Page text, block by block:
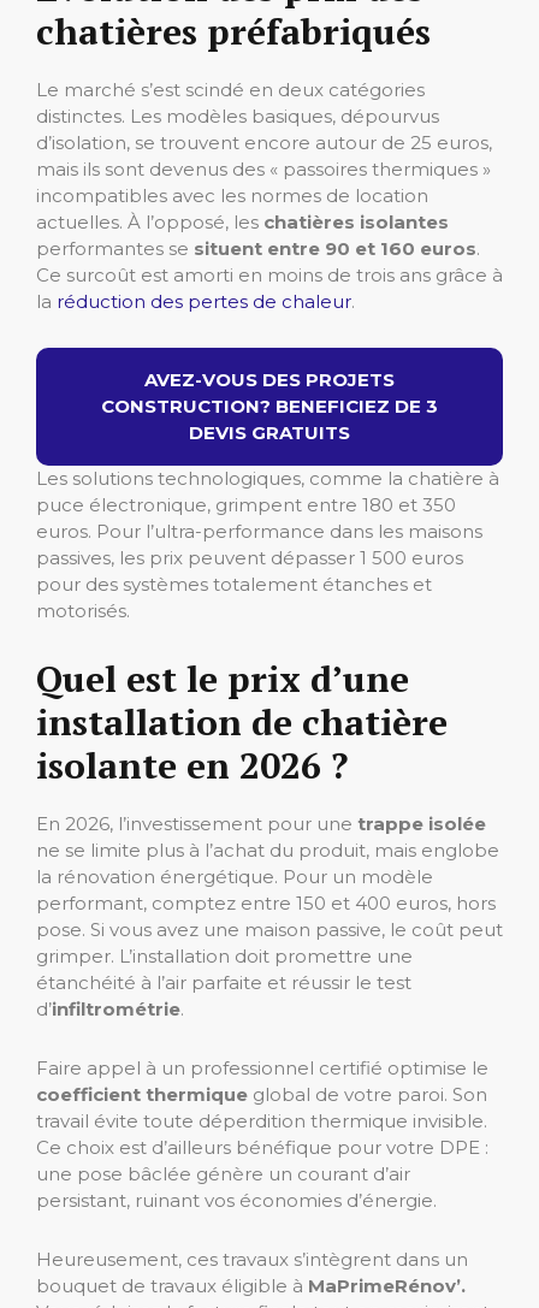
chatières préfabriqués
Le marché s’est scindé en deux catégories
distinctes. Les modèles basiques, dépourvus
d’isolation, se trouvent encore autour de 25 euros,
mais ils sont devenus des « passoires thermiques »
incompatibles avec les normes de location
actuelles. À l’opposé, les chatières isolantes
performantes se situent entre 90 et 160 euros.
Ce surcoût est amorti en moins de trois ans grâce à
la réduction des pertes de chaleur.
AVEZ-VOUS DES PROJETS
CONSTRUCTION? BENEFICIEZ DE 3
DEVIS GRATUITS
Les solutions technologiques, comme la chatière à
puce électronique, grimpent entre 180 et 350
euros. Pour l’ultra-performance dans les maisons
passives, les prix peuvent dépasser 1 500 euros
pour des systèmes totalement étanches et
motorisés.
Quel est le prix d’une
installation de chatière
isolante en 2026 ?
En 2026, l’investissement pour une trappe isolée
ne se limite plus à l’achat du produit, mais englobe
la rénovation énergétique. Pour un modèle
performant, comptez entre 150 et 400 euros, hors
pose. Si vous avez une maison passive, le coût peut
grimper. L’installation doit promettre une
étanchéité à l’air parfaite et réussir le test
d’infiltrométrie.
Faire appel à un professionnel certifié optimise le
coefficient thermique global de votre paroi. Son
travail évite toute déperdition thermique invisible.
Ce choix est d’ailleurs bénéfique pour votre DPE :
une pose bâclée génère un courant d’air
persistant, ruinant vos économies d’énergie.
Heureusement, ces travaux s’intègrent dans un
bouquet de travaux éligible à MaPrimeRénov’.